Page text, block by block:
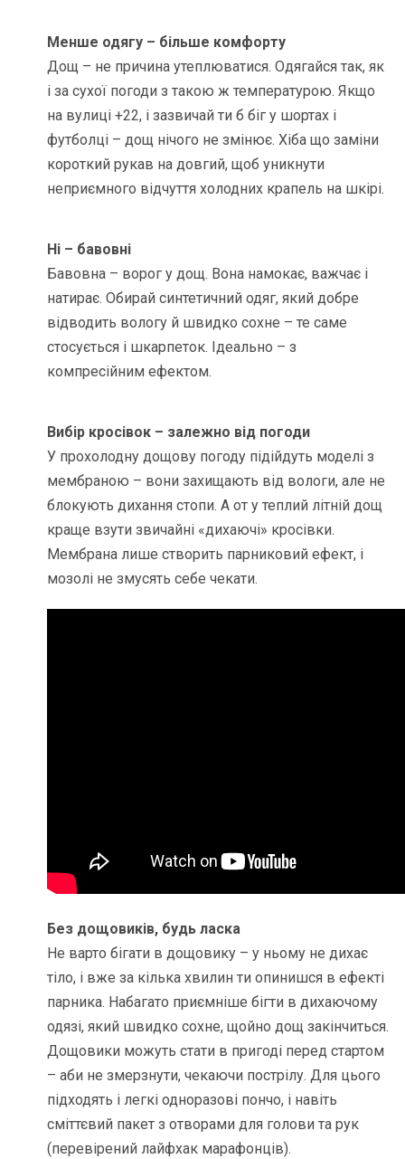
Менше одягу – більше комфорту
Дощ – не причина утеплюватися. Одягайся так, як
і за сухої погоди з такою ж температурою. Якщо
на вулиці +22, і зазвичай ти б біг у шортах і
футболці – дощ нічого не змінює. Хіба що заміни
короткий рукав на довгий, щоб уникнути
неприємного відчуття холодних крапель на шкірі.
Ні – бавовні
Бавовна – ворог у дощ. Вона намокає, важчає і
натирає. Обирай синтетичний одяг, який добре
відводить вологу й швидко сохне – те саме
стосується і шкарпеток. Ідеально – з
компресійним ефектом.
Вибір кросівок – залежно від погоди
У прохолодну дощову погоду підійдуть моделі з
мембраною – вони захищають від вологи, але не
блокують дихання стопи. А от у теплий літній дощ
краще взути звичайні «дихаючі» кросівки.
Мембрана лише створить парниковий ефект, і
мозолі не змусять себе чекати.
Без дощовиків, будь ласка
Не варто бігати в дощовику – у ньому не дихає
тіло, і вже за кілька хвилин ти опинишся в ефекті
парника. Набагато приємніше бігти в дихаючому
одязі, який швидко сохне, щойно дощ закінчиться.
Дощовики можуть стати в пригоді перед стартом
– аби не змерзнути, чекаючи пострілу. Для цього
підходять і легкі одноразові пончо, і навіть
сміттєвий пакет з отворами для голови та рук
(перевірений лайфхак марафонців).